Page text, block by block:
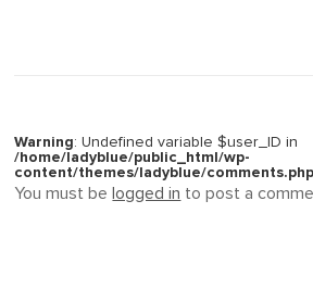
Warning: Undefined variable $user_ID in
/home/ladyblue/public_html/wp-
content/themes/ladyblue/comments.php
You must be logged in to post a